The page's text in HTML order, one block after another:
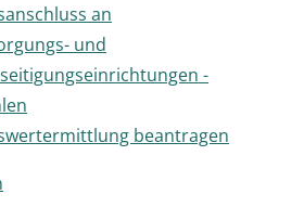
an
und
-
beantragen